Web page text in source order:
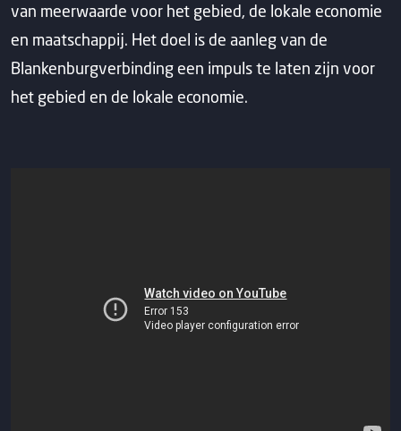
van meerwaarde voor het gebied, de lokale economie
en maatschappij. Het doel is de aanleg van de
Blankenburgverbinding een impuls te laten zijn voor
het gebied en de lokale economie.